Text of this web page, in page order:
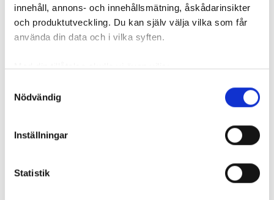
innehåll, annons- och innehållsmätning, åskådarinsikter
och produktutveckling. Du kan själv välja vilka som får
använda din data och i vilka syften.
Med din tillåtelse skulle vi även vilja:
som kan ha en noggrannhet på upp till flera meter
Ta reda på mer om hur dina personliga uppgifter
Du kan ändra eller dra tillbaka ditt samtycke när som
Nödvändig
Inställningar
Statistik
3. Knäppande, surrande eller
hackande ljud
4. Onormalt många starter eller
Om ventilen inte styr flödet rätt får värmepumpen
sämre verkningsgrad och behöver arbeta längre för
att uppnå önskad temperatur.